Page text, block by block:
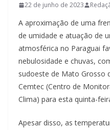
22 de junho de 2023
A aproximação de uma
de umidade e atuação de
atmosférica no Paraguai
nebulosidade e chuvas,
sudoeste de Mato Grosso
Cemtec (Centro de
Clima) para esta quinta-
Apesar disso, as